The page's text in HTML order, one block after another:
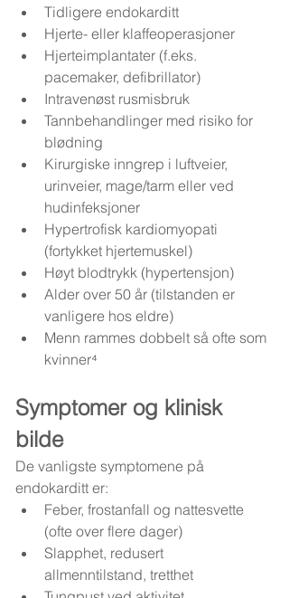
Tidligere endokarditt
Hjerte- eller klaffeoperasjoner
Hjerteimplantater (f.eks.
pacemaker, defibrillator)
Intravenøst rusmisbruk
Tannbehandlinger med risiko for
blødning
Kirurgiske inngrep i luftveier,
urinveier, mage/tarm eller ved
hudinfeksjoner
Hypertrofisk kardiomyopati
(fortykket hjertemuskel)
Høyt blodtrykk (hypertensjon)
Alder over 50 år (tilstanden er
vanligere hos eldre)
Menn rammes dobbelt så ofte som
kvinner⁴
Symptomer og klinisk
bilde
De vanligste symptomene på
endokarditt er:
Feber, frostanfall og nattesvette
(ofte over flere dager)
Slapphet, redusert
allmenntilstand, tretthet